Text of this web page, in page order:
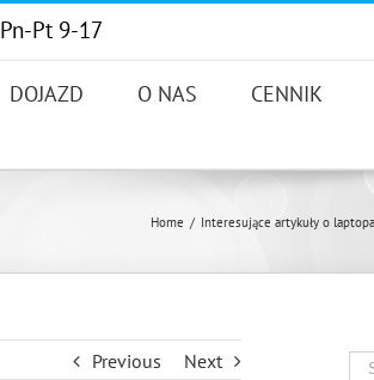
Pn-Pt 9-17
DOJAZD O NAS CENNIK
Home / Interesujące artykuły o
Previous Next